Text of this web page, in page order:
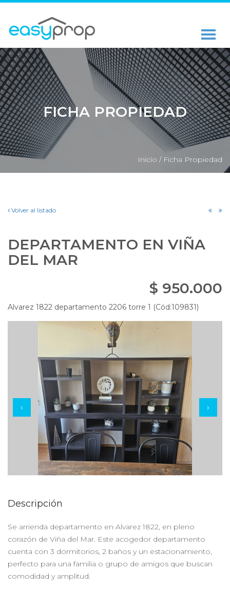
FICHA PROPIEDAD
Inicio / Ficha Propiedad
Volver al listado
DEPARTAMENTO EN VIÑA
DEL MAR
$ 950.000
Alvarez 1822 departamento 2206 torre 1 (Cód:109831)
‹ ›
Descripción
Se arrienda departamento en Alvarez 1822, en pleno
corazón de Viña del Mar. Este acogedor departamento
cuenta con 3 dormitorios, 2 baños y un estacionamiento,
perfecto para una familia o grupo de amigos que buscan
comodidad y amplitud.